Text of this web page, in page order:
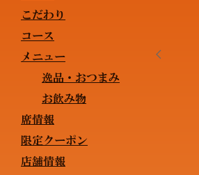
こだわり
コース
メニュー
逸品・おつまみ
お飲み物
席情報
限定クーポン
店舗情報